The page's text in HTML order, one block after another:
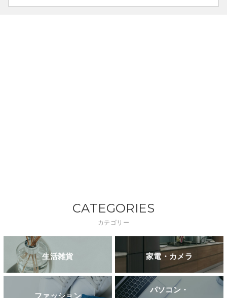
CATEGORIES
カテゴリー
生活雑貨 家電・カメラ
ファッション
パソコン・